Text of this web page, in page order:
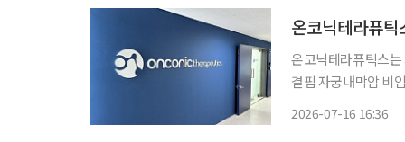
온코닉테라퓨틱스
결핍 자궁내막암 비
2026-07-16 16:36